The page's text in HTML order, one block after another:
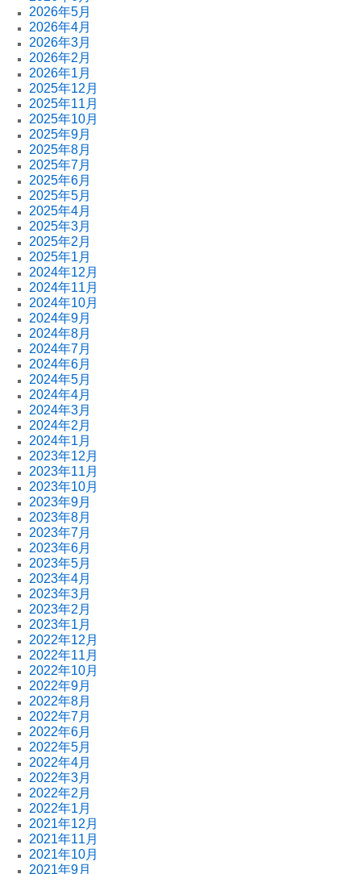
2026年5月
2026年4月
2026年3月
2026年2月
2026年1月
2025年12月
2025年11月
2025年10月
2025年9月
2025年8月
2025年7月
2025年6月
2025年5月
2025年4月
2025年3月
2025年2月
2025年1月
2024年12月
2024年11月
2024年10月
2024年9月
2024年8月
2024年7月
2024年6月
2024年5月
2024年4月
2024年3月
2024年2月
2024年1月
2023年12月
2023年11月
2023年10月
2023年9月
2023年8月
2023年7月
2023年6月
2023年5月
2023年4月
2023年3月
2023年2月
2023年1月
2022年12月
2022年11月
2022年10月
2022年9月
2022年8月
2022年7月
2022年6月
2022年5月
2022年4月
2022年3月
2022年2月
2022年1月
2021年12月
2021年11月
2021年10月
2021年9月